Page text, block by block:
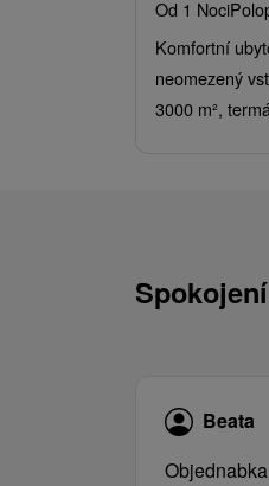
Od 1 Noci
Komfortní
neomezený
3000 m²,
Beata